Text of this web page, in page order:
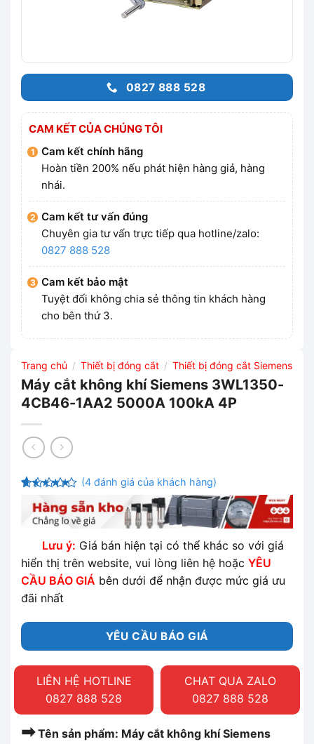
0827 888 528
CAM KẾT CỦA CHÚNG TÔI
Cam kết chính hãng
Hoàn tiền 200% nếu phát hiện hàng giả, hàng
nhái.
Cam kết tư vấn đúng
Chuyên gia tư vấn trực tiếp qua hotline/zalo:
0827 888 528
Cam kết bảo mật
Tuyệt đối không chia sẻ thông tin khách hàng
cho bên thứ 3.
Trang chủ / Thiết bị đóng cắt / Thiết bị đóng cắt Siemens
Máy cắt không khí Siemens 3WL1350-
4CB46-1AA2 5000A 100kA 4P
4.25trên
5 dựa
trênđánh
(4đánh giá của khách hàng)
Lưu ý: Giá bán hiện tại có thể khác so với giá
hiển thị trên website, vui lòng liên hệ hoặc YÊU
CẦU BÁO GIÁ bên dưới để nhận được mức giá ưu
đãi nhất
YÊU CẦU BÁO GIÁ
LIÊN HỆ HOTLINE
0827 888 528
CHAT QUA ZALO
0827 888 528
➡Tên sản phẩm: Máy cắt không khí Siemens